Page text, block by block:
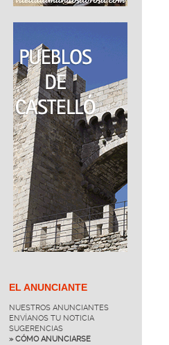
EL ANUNCIANTE
NUESTROS ANUNCIANTES
ENVÍANOS TU NOTICIA
SUGERENCIAS
» CÓMO ANUNCIARSE